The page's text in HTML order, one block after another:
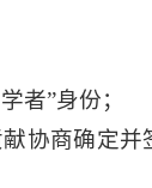
者”身份；
协商确定